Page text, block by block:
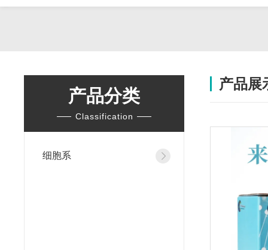
产品分类
Classification
细胞系
产品展